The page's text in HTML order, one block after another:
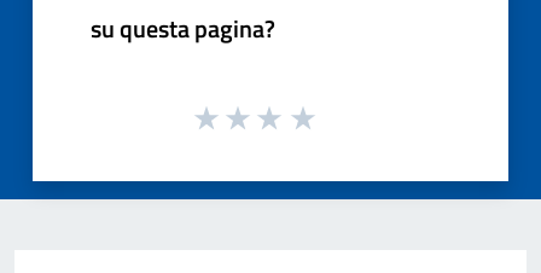
su questa pagina?